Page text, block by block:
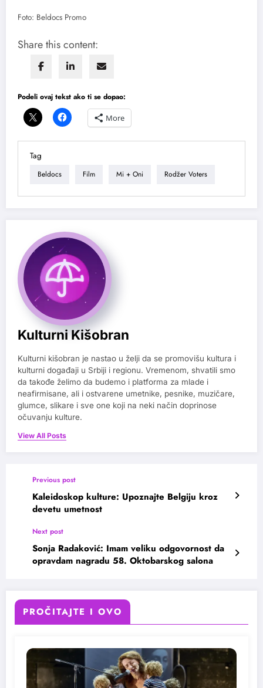
Foto: Beldocs Promo
Share this content:
Podeli ovaj tekst ako ti se dopao:
More
Tag
Beldocs Film Mi + Oni Rodžer Voters
Kulturni Kišobran
Kulturni kišobran je nastao u želji da se promovišu kultura i
kulturni događaji u Srbiji i regionu. Vremenom, shvatili smo
da takođe želimo da budemo i platforma za mlade i
neafirmisane, ali i ostvarene umetnike, pesnike, muzičare,
glumce, slikare i sve one koji na neki način doprinose
očuvanju kulture.
View All Posts
Previous post
Kaleidoskop kulture: Upoznajte Belgiju kroz
devetu umetnost
Next post
Sonja Radaković: Imam veliku odgovornost da
opravdam nagradu 58. Oktobarskog salona
PROČITAJTE I OVO